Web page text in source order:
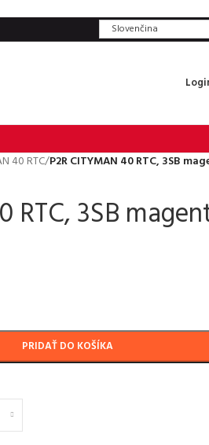
Slovenčina
40 RTC/P2R CITYMAN 40 RTC, 3SB
RTC, 3SB
PRIDAŤ DO KOŠÍKA